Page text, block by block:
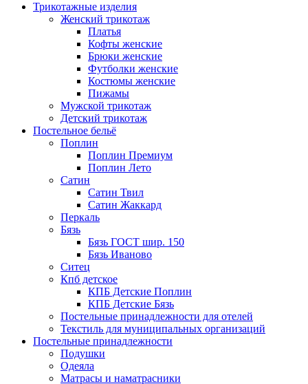
Трикотажные изделия
Женский трикотаж
Платья
Кофты женские
Брюки женские
Футболки женские
Костюмы женские
Пижамы
Мужской трикотаж
Детский трикотаж
Постельное бельё
Поплин
Поплин Премиум
Поплин Лето
Сатин
Сатин Твил
Сатин Жаккард
Перкаль
Бязь
Бязь ГОСТ шир. 150
Бязь Иваново
Ситец
Кпб детское
КПБ Детские Поплин
КПБ Детские Бязь
Постельные принадлежности для отелей
Текстиль для муниципальных организаций
Постельные принадлежности
Подушки
Одеяла
Матрасы и наматрасники